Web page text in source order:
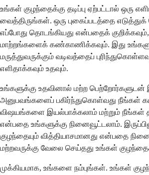
உங்கள் குழந்தைக்கு தடிப்பு ஏற்பட்டால் ஒரு
வைத்திருங்கள். ஒரு புகைப்படத்தை
எப்போது தொடங்கியது என்பதைக்
மாற்றங்களைக் கண்காணிக்கவும். இது
மருத்துவருக்கும் வடிவத்தைப்
எளிதாக்கவும் உதவும்.
உங்களுக்கு உதவினால் மற்ற
அனுபவங்களைப் பகிர்ந்துகொள்வது நீங்கள்
விஷயங்களை இயல்பாக்கலாம் மற்றும் நீங்கள்
என்பதை உங்களுக்கு நினைவூட்டலாம்.
குழந்தையும் வித்தியாசமானது என்பதை
மற்றவருக்கு வேலை செய்தது உங்கள்
முக்கியமாக, உங்களை நம்புங்கள். உங்கள்